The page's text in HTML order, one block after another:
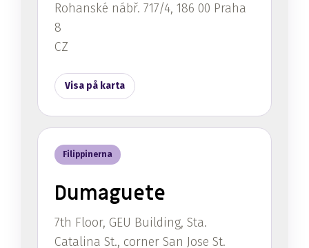
Rohanské nábř. 717/4, 186 00 Praha
8
CZ
Visa på karta
Filippinerna
Dumaguete
7th Floor, GEU Building, Sta.
Catalina St., corner San Jose St.